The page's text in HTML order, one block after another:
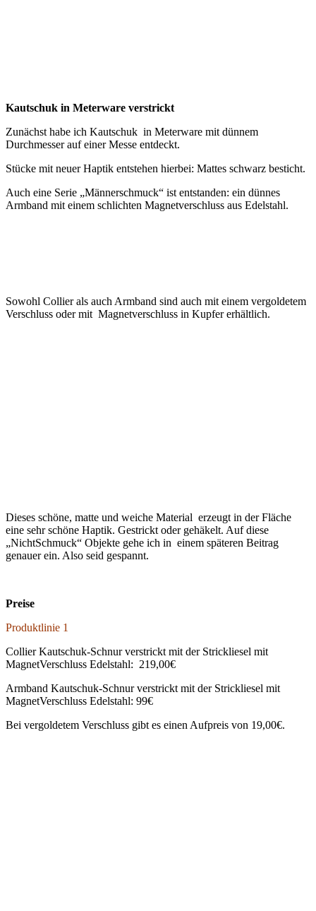
Kautschuk in Meterware verstrickt
Zunächst habe ich Kautschuk in Meterware mit dünnem
Durchmesser auf einer Messe entdeckt.
Stücke mit neuer Haptik entstehen hierbei: Mattes schwarz besticht.
Auch eine Serie „Männerschmuck“ ist entstanden: ein dünnes
Armband mit einem schlichten Magnetverschluss aus Edelstahl.
Sowohl Collier als auch Armband sind auch mit einem vergoldetem
Verschluss oder mit Magnetverschluss in Kupfer erhältlich.
Dieses schöne, matte und weiche Material erzeugt in der Fläche
eine sehr schöne Haptik. Gestrickt oder gehäkelt. Auf diese
„NichtSchmuck“ Objekte gehe ich in einem späteren Beitrag
genauer ein. Also seid gespannt.
Preise
Produktlinie 1
Collier Kautschuk-Schnur verstrickt mit der Strickliesel mit
MagnetVerschluss Edelstahl: 219,00€
Armband Kautschuk-Schnur verstrickt mit der Strickliesel mit
MagnetVerschluss Edelstahl: 99€
Bei vergoldetem Verschluss gibt es einen Aufpreis von 19,00€.